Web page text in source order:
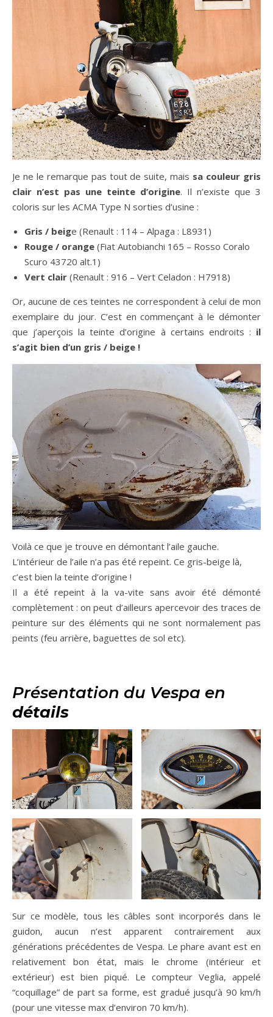
Je ne le remarque pas tout de suite, mais sa couleur gris
clair n’est pas une teinte d’origine. Il n’existe que 3
coloris sur les ACMA Type N sorties d’usine :
Gris / beige (Renault : 114 – Alpaga : L8931)
Rouge / orange (Fiat Autobianchi 165 – Rosso Coralo
Scuro 43720 alt.1)
Vert clair (Renault : 916 – Vert Celadon : H7918)
Or, aucune de ces teintes ne correspondent à celui de mon
exemplaire du jour. C’est en commençant à le démonter
que j’aperçois la teinte d’origine à certains endroits : il
s’agit bien d’un gris / beige !
Voilà ce que je trouve en démontant l’aile gauche.
L’intérieur de l’aile n’a pas été repeint. Ce gris-beige là,
c’est bien la teinte d’origine !
Il a été repeint à la va-vite sans avoir été démonté
complètement : on peut d’ailleurs apercevoir des traces de
peinture sur des éléments qui ne sont normalement pas
peints (feu arrière, baguettes de sol etc).
Présentation du Vespa en
détails
Sur ce modèle, tous les câbles sont incorporés dans le
guidon, aucun n’est apparent contrairement aux
générations précédentes de Vespa. Le phare avant est en
relativement bon état, mais le chrome (intérieur et
extérieur) est bien piqué. Le compteur Veglia, appelé
“coquillage” de part sa forme, est gradué jusqu’à 90 km/h
(pour une vitesse max d’environ 70 km/h).